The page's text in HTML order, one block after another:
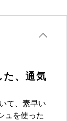
た、通気
て、素早い
ュを使った